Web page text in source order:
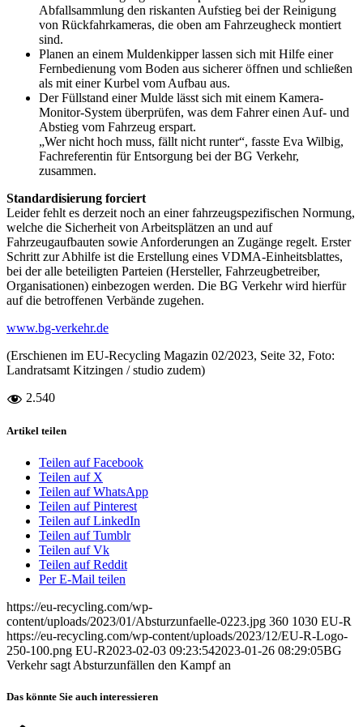
Abfallsammlung den riskanten Aufstieg bei der Reinigung
von Rückfahrkameras, die oben am Fahrzeugheck montiert
sind.
Planen an einem Muldenkipper lassen sich mit Hilfe einer
Fernbedienung vom Boden aus sicherer öffnen und schließen
als mit einer Kurbel vom Aufbau aus.
Der Füllstand einer Mulde lässt sich mit einem Kamera-
Monitor-System überprüfen, was dem Fahrer einen Auf- und
Abstieg vom Fahrzeug erspart.
„Wer nicht hoch muss, fällt nicht runter“, fasste Eva Wilbig,
Fachreferentin für Entsorgung bei der BG Verkehr,
zusammen.
Standardisierung forciert
Leider fehlt es derzeit noch an einer fahrzeugspezifischen Normung,
welche die Sicherheit von Arbeitsplätzen an und auf
Fahrzeugaufbauten sowie Anforderungen an Zugänge regelt. Erster
Schritt zur Abhilfe ist die Erstellung eines VDMA-Einheitsblattes,
bei der alle beteiligten Parteien (Hersteller, Fahrzeugbetreiber,
Organisationen) einbezogen werden. Die BG Verkehr wird hierfür
auf die betroffenen Verbände zugehen.
www.bg-verkehr.de
(Erschienen im EU-Recycling Magazin 02/2023, Seite 32, Foto:
Landratsamt Kitzingen / studio zudem)
2.540
Artikel teilen
Teilen auf Facebook
Teilen auf X
Teilen auf WhatsApp
Teilen auf Pinterest
Teilen auf LinkedIn
Teilen auf Tumblr
Teilen auf Vk
Teilen auf Reddit
Per E-Mail teilen
https://eu-recycling.com/wp-
content/uploads/2023/01/Absturzunfaelle-0223.jpg 360 1030 EU-R
https://eu-recycling.com/wp-content/uploads/2023/12/EU-R-Logo-
250-100.png EU-R2023-02-03 09:23:542023-01-26 08:29:05BG
Verkehr sagt Absturzunfällen den Kampf an
Das könnte Sie auch interessieren